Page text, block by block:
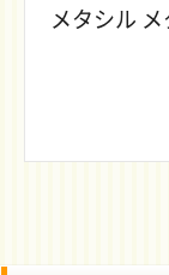
メタシル